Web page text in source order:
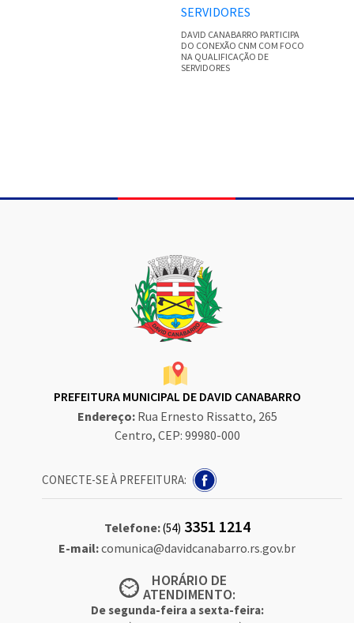
DAVID CANABARRO PARTICIPA
DO CONEXÃO CNM COM FOCO
NA QUALIFICAÇÃO DE
SERVIDORES
PREFEITURA MUNICIPAL DE DAVID CANABARRO
Endereço: Rua Ernesto Rissatto, 265
Centro, CEP: 99980-000
CONECTE-SE À PREFEITURA:
Telefone:(54) 3351 1214
E-mail:comunica@davidcanabarro.rs.gov.br
HORÁRIO DE
ATENDIMENTO:
De segunda-feira a sexta-feira: